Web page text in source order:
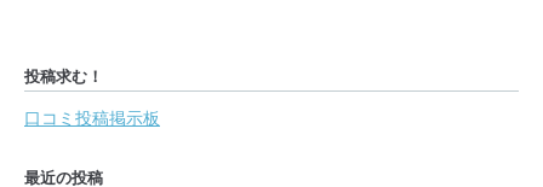
投稿求む！
口コミ投稿掲示板
最近の投稿